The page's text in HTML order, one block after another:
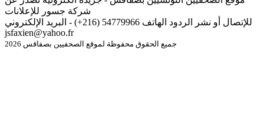
شركة جسور للإعلانات
للإتصال أو نشر الردود الهاتف 54779966 (216+) - البريد الإلكتروني
jsfaxien@yahoo.fr
جميع الحقوق محفوظة لموقع الصحفيين بصفاقس 2026